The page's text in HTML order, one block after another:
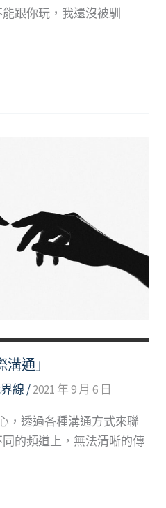
跟你玩，我還沒被馴
通」
線 /2021 年 9 月 6 日
，透過各種溝通方式來聯
的頻道上，無法清晰的傳